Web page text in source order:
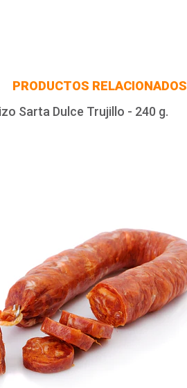
PRODUCTOS RELACIONADOS
Sarta Dulce Trujillo - 240 g.